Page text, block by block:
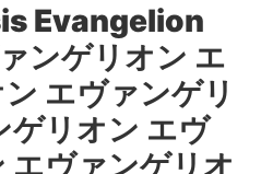
Evangelion
ンゲリオン エ
エヴァンゲリ
ゲリオン エヴ
エヴァンゲリオ